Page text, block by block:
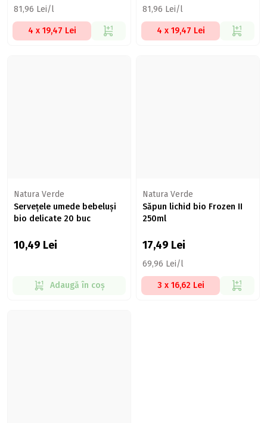
81,96 Lei/l
4 x 19,47 Lei
81,96 Lei/l
4 x 19,47 Lei
Natura Verde
Servețele umede bebeluși
bio delicate 20 buc
10,49 Lei
Adaugă în coș
Natura Verde
Săpun lichid bio Frozen II
250ml
17,49 Lei
69,96 Lei/l
3 x 16,62 Lei